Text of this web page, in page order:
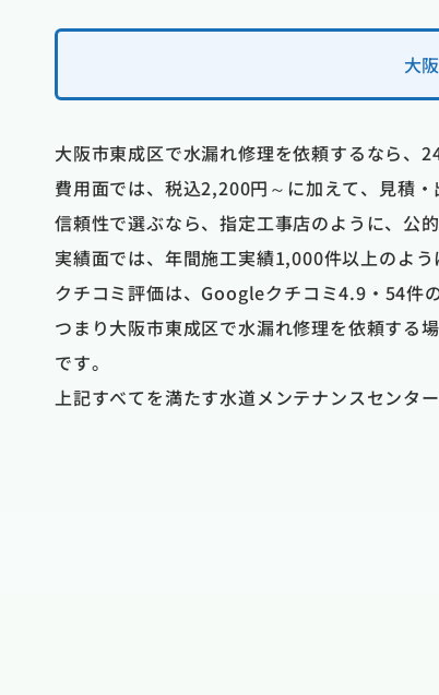
大
大阪市東成区で水漏れ修理を依頼するなら、
費用面では、税込2,200円～に加えて、見積
信頼性で選ぶなら、指定工事店のように、公
実績面では、年間施工実績1,000件以上のよ
クチコミ評価は、Googleクチコミ4.9・54件
つまり大阪市東成区で水漏れ修理を依頼する
です。
上記すべてを満たす水道メンテナンスセンタ